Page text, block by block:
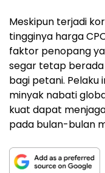
Meskipun terjadi
tingginya harga
faktor penopang
segar tetap
bagi petani.
minyak nabati
kuat dapat
pada bulan-bulan